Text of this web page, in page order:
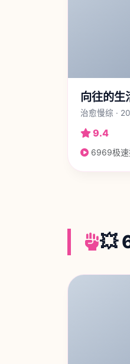
向往的生
治愈慢综 ·
9.4
6969极速
💥